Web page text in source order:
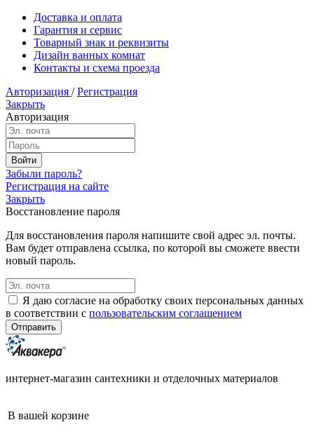
Доставка и оплата
Гарантия и сервис
Товарный знак и реквизиты
Дизайн ванных комнат
Контакты и схема проезда
Авторизация / Регистрация
Закрыть
Авторизация
Забыли пароль?
Регистрация на сайте
Закрыть
Восстановление пароля
Для восстановления пароля напишите свой адрес эл. почты.
Вам будет отправлена ссылка, по которой вы сможете ввести
новый пароль.
Я даю согласие на обработку своих персональных данных
в соответствии с пользовательским соглашением
интернет-магазин сантехники и отделочных материалов
В вашей корзине